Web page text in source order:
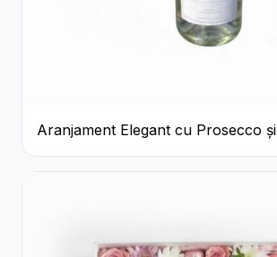
Aranjament Elegant cu Prosecco și
Flori Galbene.